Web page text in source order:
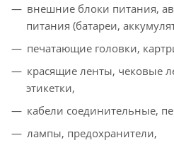
внешние блоки питания,
питания (батареи,
печатающие головки,
красящие ленты, чековые
этикетки,
кабели соединительные,
лампы, предохранители,